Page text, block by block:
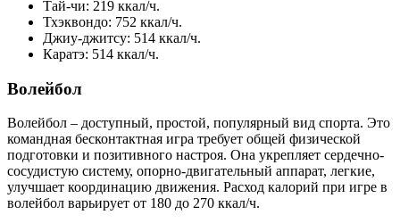
Тай-чи: 219 ккал/ч.
Тхэквондо: 752 ккал/ч.
Джиу-джитсу: 514 ккал/ч.
Каратэ: 514 ккал/ч.
Волейбол
Волейбол – доступный, простой, популярный вид спорта. Это
командная бесконтактная игра требует общей физической
подготовки и позитивного настроя. Она укрепляет сердечно-
сосудистую систему, опорно-двигательный аппарат, легкие,
улучшает координацию движения. Расход калорий при игре в
волейбол варьирует от 180 до 270 ккал/ч.